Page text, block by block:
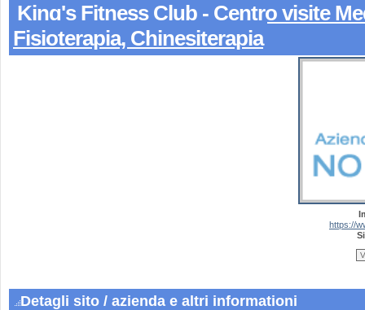
King's Fitness Club - Centro visite
Fisioterapia, Chinesiterapia
https://
Detagli sito / azienda e altri informationi